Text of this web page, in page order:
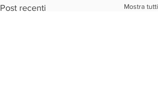
Post recenti Mostra tutti